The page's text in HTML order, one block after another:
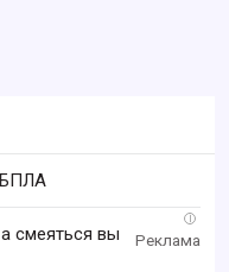
БПЛА
i
смеяться вы